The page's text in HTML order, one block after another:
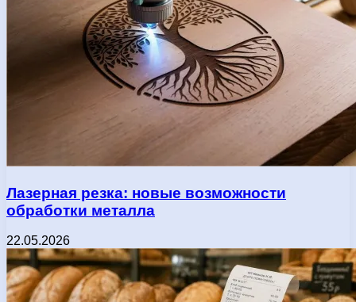
Лазерная резка: новые возможности
обработки металла
22.05.2026